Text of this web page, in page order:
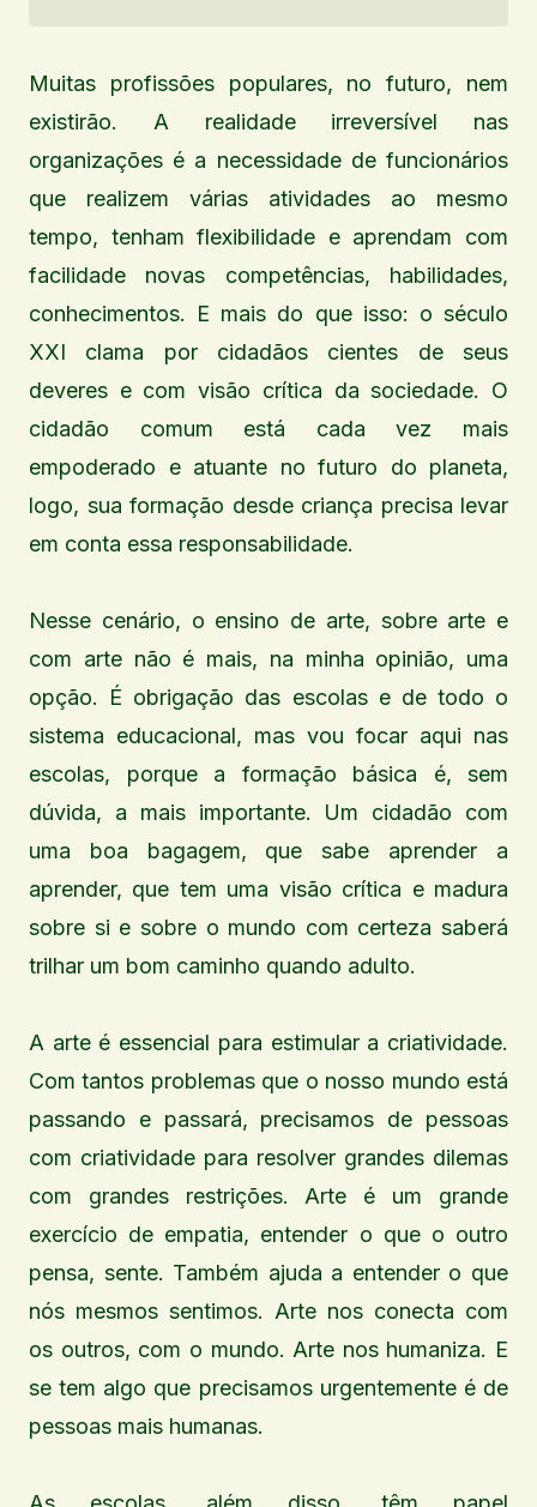
Muitas profissões populares, no futuro, nem
existirão. A realidade irreversível nas
organizações é a necessidade de funcionários
que realizem várias atividades ao mesmo
tempo, tenham flexibilidade e aprendam com
facilidade novas competências, habilidades,
conhecimentos. E mais do que isso: o século
XXI clama por cidadãos cientes de seus
deveres e com visão crítica da sociedade. O
cidadão comum está cada vez mais
empoderado e atuante no futuro do planeta,
logo, sua formação desde criança precisa levar
em conta essa responsabilidade.
Nesse cenário, o ensino de arte, sobre arte e
com arte não é mais, na minha opinião, uma
opção. É obrigação das escolas e de todo o
sistema educacional, mas vou focar aqui nas
escolas, porque a formação básica é, sem
dúvida, a mais importante. Um cidadão com
uma boa bagagem, que sabe aprender a
aprender, que tem uma visão crítica e madura
sobre si e sobre o mundo com certeza saberá
trilhar um bom caminho quando adulto.
A arte é essencial para estimular a criatividade.
Com tantos problemas que o nosso mundo está
passando e passará, precisamos de pessoas
com criatividade para resolver grandes dilemas
com grandes restrições. Arte é um grande
exercício de empatia, entender o que o outro
pensa, sente. Também ajuda a entender o que
nós mesmos sentimos. Arte nos conecta com
os outros, com o mundo. Arte nos humaniza. E
se tem algo que precisamos urgentemente é de
pessoas mais humanas.